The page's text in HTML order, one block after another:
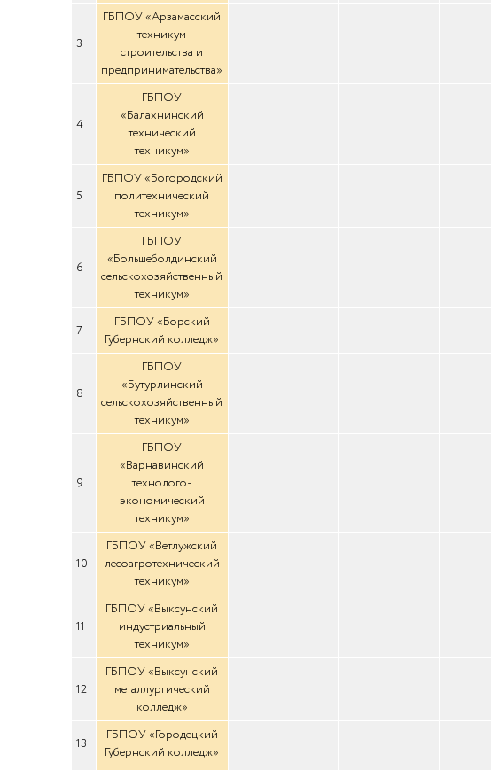
3
ГБПОУ «Арзамасский
техникум
строительства и
предпринимательства»
4
ГБПОУ
«Балахнинский
технический
техникум»
5
ГБПОУ «Богородский
политехнический
техникум»
6
ГБПОУ
«Большеболдинский
сельскохозяйственный
техникум»
7
ГБПОУ «Борский
Губернский колледж»
8
ГБПОУ
«Бутурлинский
сельскохозяйственный
техникум»
9
ГБПОУ
«Варнавинский
технолого-
экономический
техникум»
10
ГБПОУ «Ветлужский
лесоагротехнический
техникум»
11
ГБПОУ «Выксунский
индустриальный
техникум»
12
ГБПОУ «Выксунский
металлургический
колледж»
13
ГБПОУ «Городецкий
Губернский колледж»